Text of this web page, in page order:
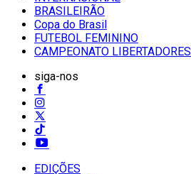
BRASILEIRÃO
Copa do Brasil
FUTEBOL FEMININO
CAMPEONATO LIBERTADORES
siga-nos
EDIÇÕES